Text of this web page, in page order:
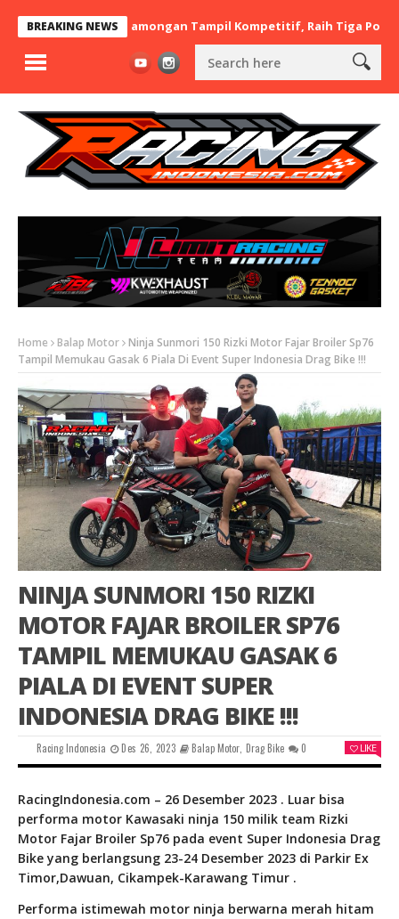
BREAKING NEWS
Asal Lamongan Tampil Kompetitif, Raih Tiga Podium di
Home Balap Motor Ninja Sunmori 150 Rizki Motor Fajar Broiler Sp76
Tampil Memukau Gasak 6 Piala Di Event Super Indonesia Drag Bike !!!
NINJA SUNMORI 150 RIZKI
MOTOR FAJAR BROILER SP76
TAMPIL MEMUKAU GASAK 6
PIALA DI EVENT SUPER
INDONESIA DRAG BIKE !!!
Racing Indonesia Des 26, 2023 Balap Motor, Drag Bike 0 LIKE
RacingIndonesia.com – 26 Desember 2023 . Luar bisa
performa motor Kawasaki ninja 150 milik team Rizki
Motor Fajar Broiler Sp76 pada event Super Indonesia Drag
Bike yang berlangsung 23-24 Desember 2023 di Parkir Ex
Timor,Dawuan, Cikampek-Karawang Timur .
Performa istimewah motor ninja berwarna merah hitam